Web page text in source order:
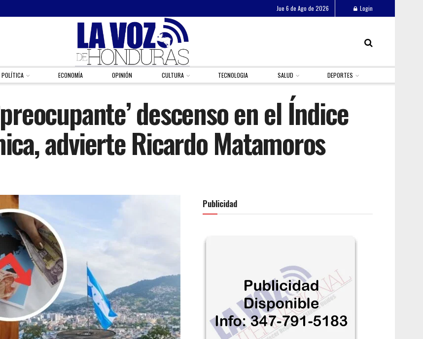
Jue 6 de Ago de 2026 Login
POLÍTICA ECONOMÍA OPINIÓN CULTURA TECNOLOGIA SALUD DEPORTES
descenso en el Índice
advierte Ricardo Matamoros
Publicidad